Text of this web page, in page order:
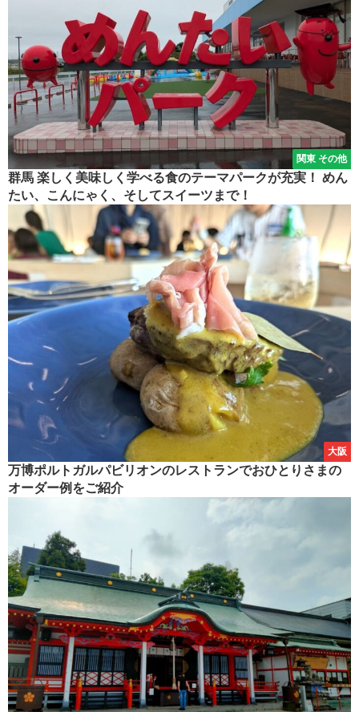
関東 その他
群馬 楽しく美味しく学べる食のテーマパークが充実！ めん
たい、こんにゃく、そしてスイーツまで！
大阪
万博ポルトガルパビリオンのレストランでおひとりさまの
オーダー例をご紹介